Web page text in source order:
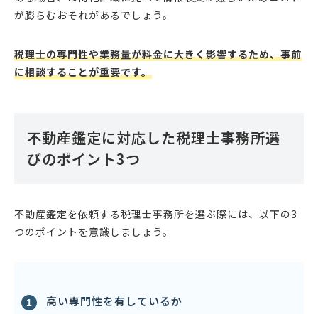
が膨らむおそれがあるでしょう。
税理士の専門性や業務量が料金に大きく影響するため、事前
に相談することが重要です。
不動産鑑定に対応した税理士事務所選
びのポイント3つ
不動産鑑定を依頼する税理士事務所を選ぶ際には、以下の3
つのポイントを意識しましょう。
高い専門性を有しているか